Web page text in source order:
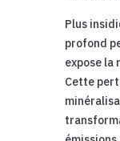
Plus
profond
expose la
Cette